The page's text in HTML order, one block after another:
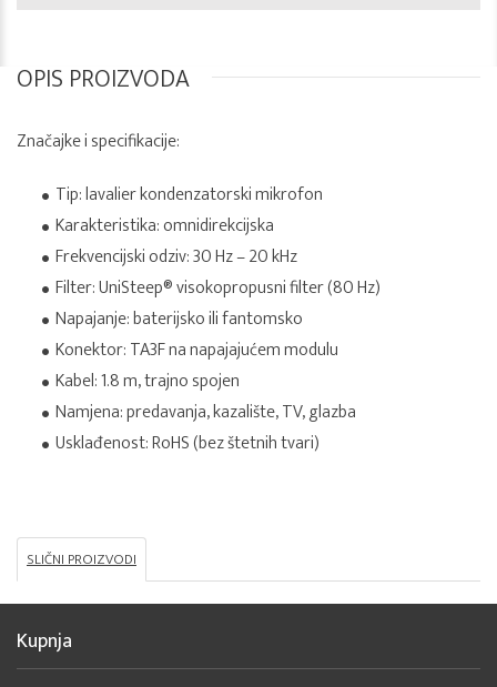
OPIS PROIZVODA
Značajke i specifikacije:
Tip: lavalier kondenzatorski mikrofon
Karakteristika: omnidirekcijska
Frekvencijski odziv: 30 Hz – 20 kHz
Filter: UniSteep® visokopropusni filter (80 Hz)
Napajanje: baterijsko ili fantomsko
Konektor: TA3F na napajajućem modulu
Kabel: 1.8 m, trajno spojen
Namjena: predavanja, kazalište, TV, glazba
Usklađenost: RoHS (bez štetnih tvari)
SLIČNI PROIZVODI
Kupnja